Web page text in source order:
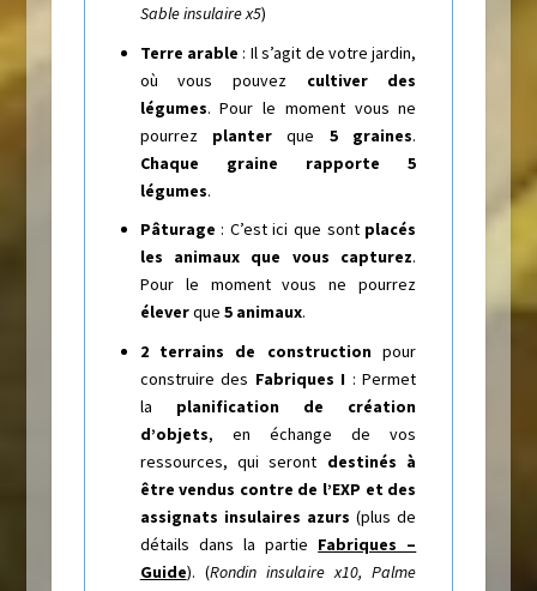
Sable insulaire x5)
Terre arable : Il s’agit de votre jardin,
où vous pouvez cultiver des
légumes. Pour le moment vous ne
pourrez planter que 5 graines.
Chaque graine rapporte 5
légumes.
Pâturage : C’est ici que sont placés
les animaux que vous capturez.
Pour le moment vous ne pourrez
éleverque 5 animaux.
2 terrains de constructionpour
construire des Fabriques I : Permet
la planification de création
d’objets, en échange de vos
ressources, qui seront destinés à
être vendus contre de l’EXP et des
assignats insulaires azurs (plus de
détails dans la partie Fabriques –
Guide). (Rondin insulaire x10, Palme